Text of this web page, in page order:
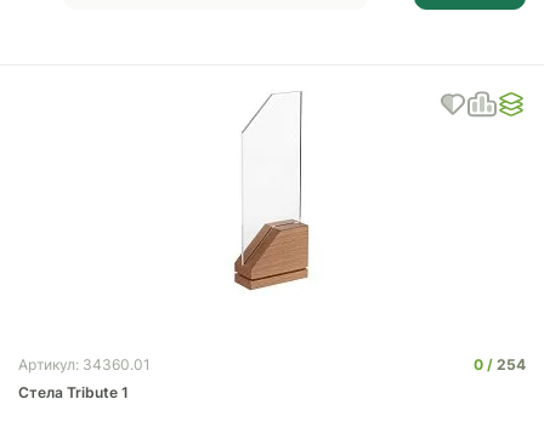
Артикул: 34360.01 0
254
Стела Tribute 1